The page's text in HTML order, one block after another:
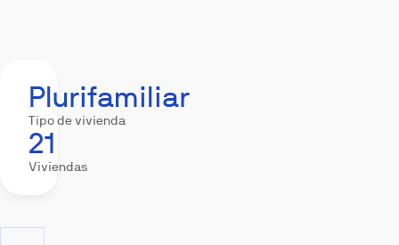
Plurifamiliar
Tipo de vivienda
21
Viviendas